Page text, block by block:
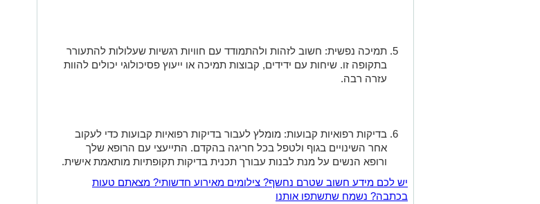
תמיכה נפשית: חשוב לזהות ולהתמודד עם חוויות רגשיות שעלולות להתעורר
בתקופה זו. שיחות עם ידידים, קבוצות תמיכה או ייעוץ פסיכולוגי יכולים להוות
עזרה רבה.
בדיקות רפואיות קבועות: מומלץ לעבור בדיקות רפואיות קבועות כדי לעקוב
אחר השינויים בגוף ולטפל בכל חריגה בהקדם. התייעצי עם הרופא שלך
ורופא הנשים על מנת לבנות עבורך תכנית בדיקות תקופתיות מותאמת אישית.
יש לכם מידע חשוב שטרם נחשף? צילומים מאירוע חדשותי? מצאתם טעות
בכתבה? נשמח שתשתפו אותנו